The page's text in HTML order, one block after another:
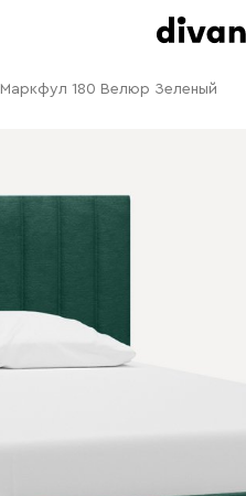
Маркфул 180 Велюр Зеленый